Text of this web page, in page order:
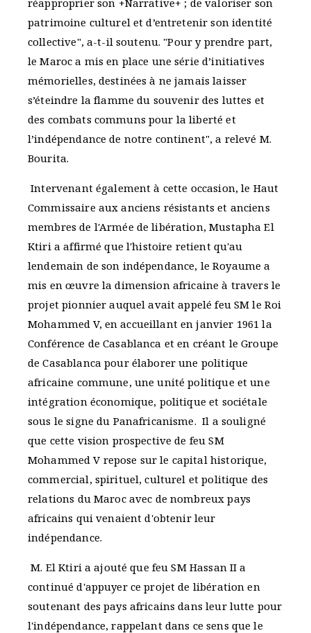
patrimoine culturel et d’entretenir son identité
collective", a-t-il soutenu. "Pour y prendre part,
le Maroc a mis en place une série d’initiatives
mémorielles, destinées à ne jamais laisser
s’éteindre la flamme du souvenir des luttes et
des combats communs pour la liberté et
l’indépendance de notre continent", a relevé M.
Bourita.
Intervenant également à cette occasion, le Haut
Commissaire aux anciens résistants et anciens
membres de l'Armée de libération, Mustapha El
Ktiri a affirmé que l'histoire retient qu'au
lendemain de son indépendance, le Royaume a
mis en œuvre la dimension africaine à travers le
projet pionnier auquel avait appelé feu SM le Roi
Mohammed V, en accueillant en janvier 1961 la
Conférence de Casablanca et en créant le Groupe
de Casablanca pour élaborer une politique
africaine commune, une unité politique et une
intégration économique, politique et sociétale
sous le signe du Panafricanisme. Il a souligné
que cette vision prospective de feu SM
Mohammed V repose sur le capital historique,
commercial, spirituel, culturel et politique des
relations du Maroc avec de nombreux pays
africains qui venaient d'obtenir leur
indépendance.
M. El Ktiri a ajouté que feu SM Hassan II a
continué d'appuyer ce projet de libération en
soutenant des pays africains dans leur lutte pour
l'indépendance, rappelant dans ce sens que le